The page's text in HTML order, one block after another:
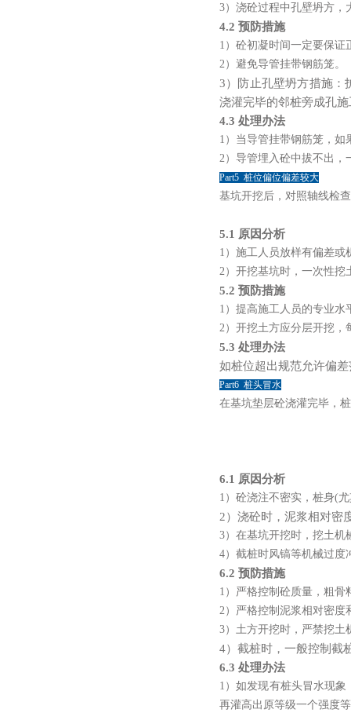
3）浇砼过程中孔壁坍方，
4.2 预防措施
1）砼初凝时间一定要保
2）避免导管挂带钢筋笼。
3）防止孔壁坍方措施：
浇灌完毕的邻桩旁成孔
4.3 处理办法
1）当导管挂带钢筋笼，
2）导管埋入砼中拔不出，
Part5 桩位偏位偏差较大
基坑开挖后，对照轴线检
5.1 原因分析
1）施工人员放样有偏差或
2）开挖基坑时，一次性挖
5.2 预防措施
1）提高施工人员的专业
2）开挖土方应分层开挖，
5.3 处理办法
如桩位超出规范允许偏
Part6 桩头冒水
在基坑垫层砼浇灌完毕，
6.1 原因分析
1）砼浇注不密实，桩身(
2）浇砼时，泥浆相对密
3）在基坑开挖时，挖土机
4）截桩时风镐等机械过度
6.2 预防措施
1）严格控制砼质量，粗骨
2）严格控制泥浆相对密度
3）土方开挖时，严禁挖土
4）截桩时，一般控制截
6.3 处理办法
1）如发现有桩头冒水现
再灌高出原等级一个强度